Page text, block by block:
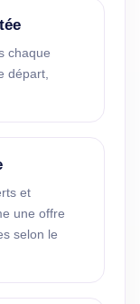
chaque
départ,
et
une offre
selon le